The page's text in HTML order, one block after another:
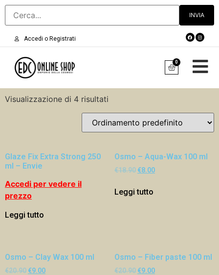
Accedi o Registrati
0
Visualizzazione di 4 risultati
Glaze Fix Extra Strong 250
ml – Envie
Accedi per vedere il
prezzo
Leggi tutto
Osmo – Aqua-Wax 100 ml
€18.90 €8.00
Leggi tutto
Osmo – Clay Wax 100 ml
€20.90 €9.00
Osmo – Fiber paste 100 ml
€20.90 €9.00